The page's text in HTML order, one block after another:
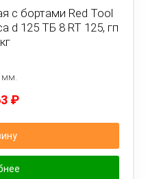
с бортами Red Tool
d 125 ТБ 8 RT 125, гп
мм.
₽